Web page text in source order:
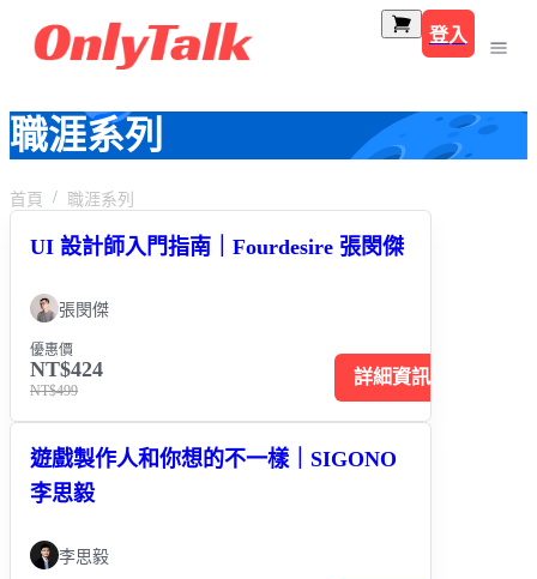
登入
職涯系列
首頁 職涯系列
UI 設計師入門指南｜Fourdesire 張閔傑
張閔傑
優惠價
NT$424
NT$499
詳細資訊
遊戲製作人和你想的不一樣｜SIGONO
李思毅
李思毅